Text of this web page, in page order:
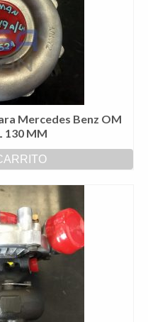
Mercedes Benz OM
130 MM